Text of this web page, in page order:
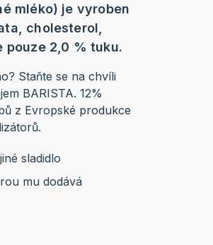
mléko) je vyroben
cholesterol,
pouze 2,0 % tuku.
Staňte se na chvíli
BARISTA. 12%
z Evropské produkce
sladidlo
mu dodává